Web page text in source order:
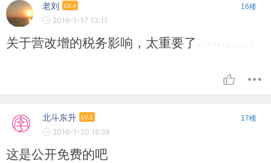
老刘 LV.4 16楼
2016-1-17 13:11
关于营改增的税务影响，太重要了
北斗东升 LV.1 17楼
2016-1-20 16:59
这是公开免费的吧